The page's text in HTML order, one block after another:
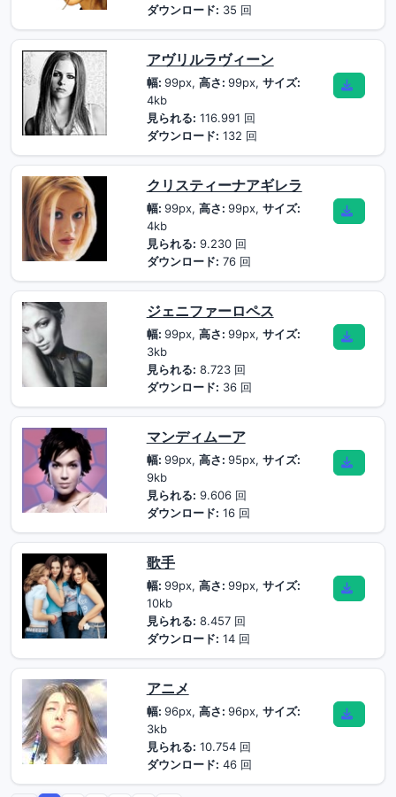
ダウンロード: 35 回
アヴリルラヴィーン
幅: 99px, 高さ: 99px, サイズ:
4kb
見られる: 116.991 回
ダウンロード: 132 回
クリスティーナアギレラ
幅: 99px, 高さ: 99px, サイズ:
4kb
見られる: 9.230 回
ダウンロード: 76 回
ジェニファーロペス
幅: 99px, 高さ: 99px, サイズ:
3kb
見られる: 8.723 回
ダウンロード: 36 回
マンディムーア
幅: 99px, 高さ: 95px, サイズ:
9kb
見られる: 9.606 回
ダウンロード: 16 回
歌手
幅: 99px, 高さ: 99px, サイズ:
10kb
見られる: 8.457 回
ダウンロード: 14 回
アニメ
幅: 96px, 高さ: 96px, サイズ:
3kb
見られる: 10.754 回
ダウンロード: 46 回